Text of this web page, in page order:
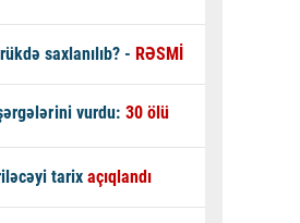
saxlanılıb? - RƏSMİ
vurdu: 30 ölü
tarixaçıqlandı